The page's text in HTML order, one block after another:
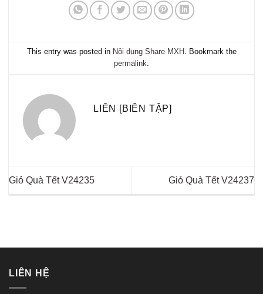
This entry was posted in Nội dung Share MXH . Bookmark the
permalink.
LIÊN [BIÊN TẬP]
Giỏ Quà Tết V24235 Giỏ Quà Tết V24237
LIÊN HỆ